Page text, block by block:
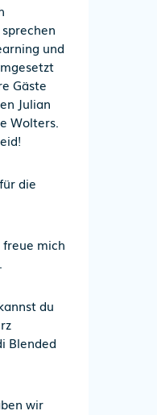
und
Gäste
Julian
Wolters.
die
mich
du
Blended
wir